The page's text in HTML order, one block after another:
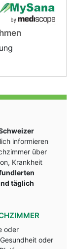
informieren
über
Krankheit
täglich
oder
oder